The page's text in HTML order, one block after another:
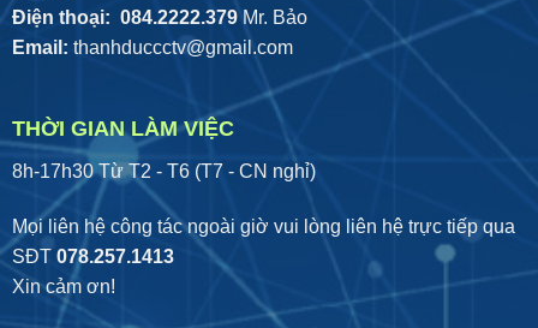
Điện thoại: 084.2222.379Mr. Bảo
Email: thanhduccctv@gmail.com
THỜI GIAN LÀM VIỆC
8h-17h30 Từ T2 - T6 (T7 - CN nghỉ)
Mọi liên hệ công tác ngoài giờ vui lòng liên hệ trực tiếp qua
SĐT 078.257.1413
Xin cảm ơn!